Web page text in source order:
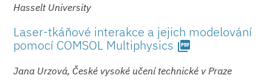
Hasselt University
Laser-tkáňové interakce a jejich modelování
pomocí COMSOL Multiphysics picture_as_pdf
Jana Urzová, České vysoké učení technické v Praze